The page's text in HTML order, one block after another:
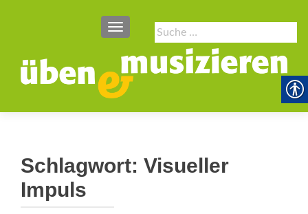
Suche
nach:
SCHALTE NAVIGATION
Schlagwort: Visueller
Impuls